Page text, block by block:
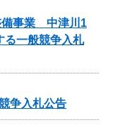
備事業 中津川1
一般競争入札
争入札公告